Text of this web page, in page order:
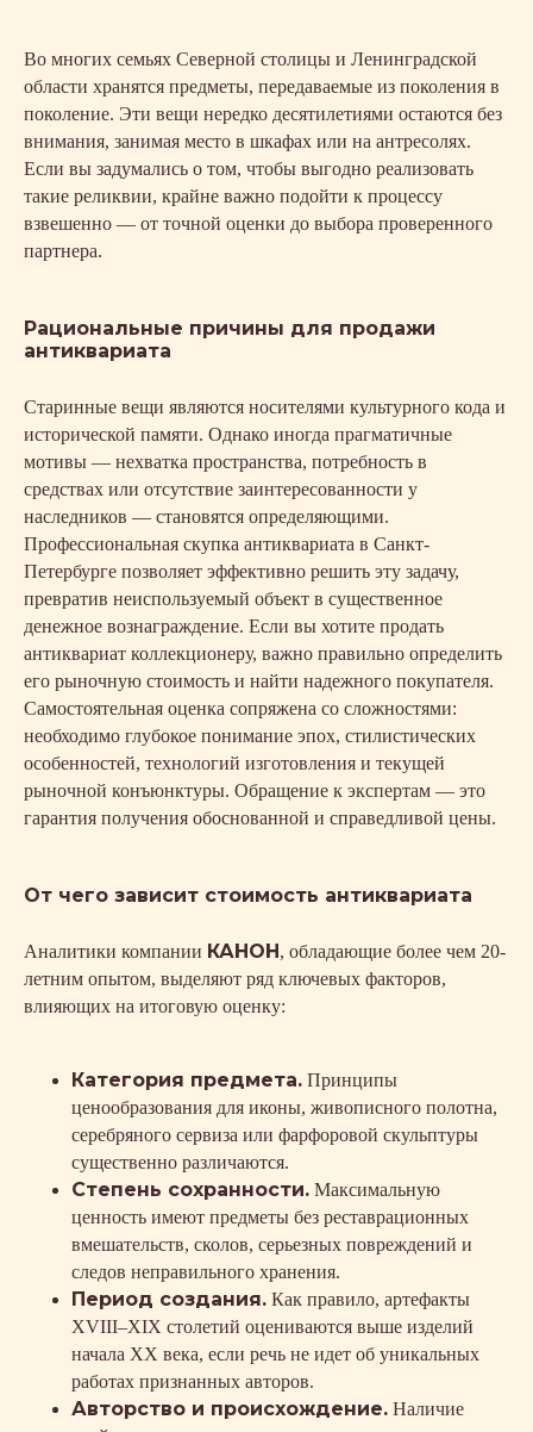
Во многих семьях Северной столицы и Ленинградской
области хранятся предметы, передаваемые из поколения в
поколение. Эти вещи нередко десятилетиями остаются без
внимания, занимая место в шкафах или на антресолях.
Если вы задумались о том, чтобы выгодно реализовать
такие реликвии, крайне важно подойти к процессу
взвешенно — от точной оценки до выбора проверенного
партнера.
Рациональные причины для продажи
антиквариата
Старинные вещи являются носителями культурного кода и
исторической памяти. Однако иногда прагматичные
мотивы — нехватка пространства, потребность в
средствах или отсутствие заинтересованности у
наследников — становятся определяющими.
Профессиональная скупка антиквариата в Санкт-
Петербурге позволяет эффективно решить эту задачу,
превратив неиспользуемый объект в существенное
денежное вознаграждение. Если вы хотите продать
антиквариат коллекционеру, важно правильно определить
его рыночную стоимость и найти надежного покупателя.
Самостоятельная оценка сопряжена со сложностями:
необходимо глубокое понимание эпох, стилистических
особенностей, технологий изготовления и текущей
рыночной конъюнктуры. Обращение к экспертам — это
гарантия получения обоснованной и справедливой цены.
От чего зависит стоимость антиквариата
Аналитики компании КАНОН, обладающие более чем 20-
летним опытом, выделяют ряд ключевых факторов,
влияющих на итоговую оценку:
Категория предмета. Принципы
ценообразования для иконы, живописного полотна,
серебряного сервиза или фарфоровой скульптуры
существенно различаются.
Степень сохранности. Максимальную
ценность имеют предметы без реставрационных
вмешательств, сколов, серьезных повреждений и
следов неправильного хранения.
Период создания. Как правило, артефакты
XVIII–XIX столетий оцениваются выше изделий
начала XX века, если речь не идет об уникальных
работах признанных авторов.
Авторство и происхождение. Наличие